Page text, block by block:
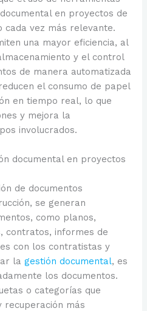
en proyectos de
cada vez más relevante.
una mayor eficiencia, al
y el control
de manera automatizada
el consumo de papel
en tiempo real, lo que
y mejora la
involucrados.
documental en proyectos
de documentos
se generan
como planos,
contratos, informes de
con los contratistas y
lagestión documental, es
los documentos.
o categorías que
recuperación más